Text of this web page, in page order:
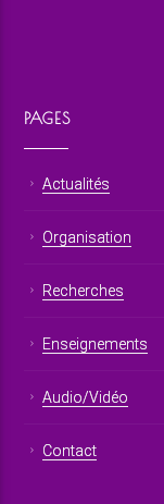
PAGES
Actualités
Organisation
Recherches
Enseignements
Audio/Vidéo
Contact